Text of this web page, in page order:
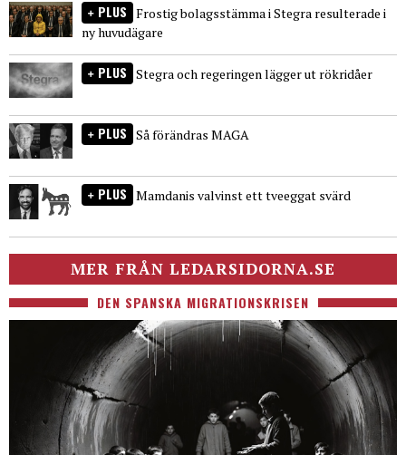
PLUS Frostig bolagsstämma i Stegra resulterade i
ny huvudägare
PLUS Stegra och regeringen lägger ut rökridåer
PLUS Så förändras MAGA
PLUS Mamdanis valvinst ett tveeggat svärd
MER FRÅN LEDARSIDORNA.SE
DEN SPANSKA MIGRATIONSKRISEN